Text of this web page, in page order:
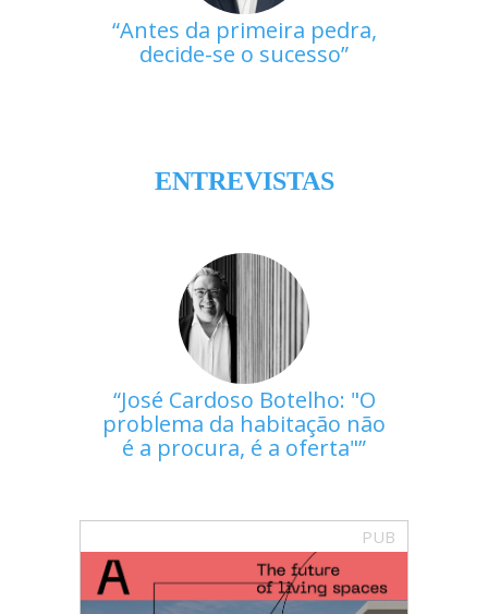
Antes da primeira pedra,
decide-se o sucesso
ENTREVISTAS
José Cardoso Botelho: "O
problema da habitação não
é a procura, é a oferta"
PUB